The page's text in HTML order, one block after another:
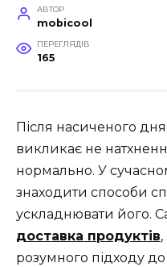
АВТОР
mobicool
ПЕРЕГЛЯДІВ
165
Після насиченого
викликає не
нормально. У
знаходити способи
ускладнювати його.
доставка продуктів
розумного підходу